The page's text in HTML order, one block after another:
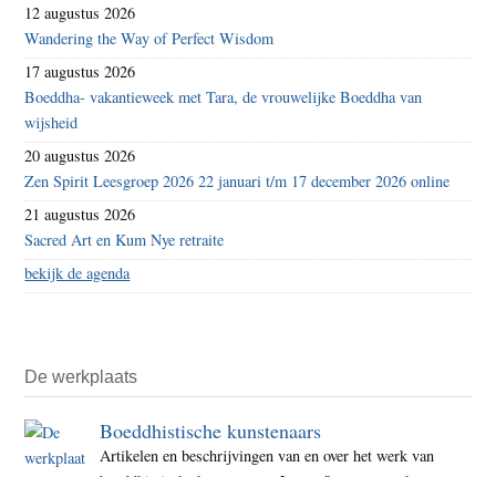
12 augustus 2026
Wandering the Way of Perfect Wisdom
17 augustus 2026
Boeddha- vakantieweek met Tara, de vrouwelijke Boeddha van
wijsheid
20 augustus 2026
Zen Spirit Leesgroep 2026 22 januari t/m 17 december 2026 online
21 augustus 2026
Sacred Art en Kum Nye retraite
bekijk de agenda
De werkplaats
Boeddhistische kunstenaars
Artikelen en beschrijvingen van en over het werk van